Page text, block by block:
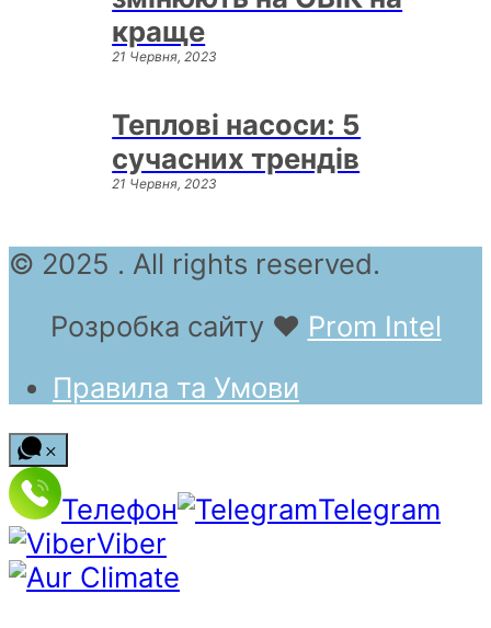
краще
21 Червня, 2023
Теплові насоси: 5
сучасних трендів
21 Червня, 2023
© 2025 . All rights reserved.
Розробка сайту ❤ Prom Intel
Правила та Умови
Телефон
Telegram
Viber